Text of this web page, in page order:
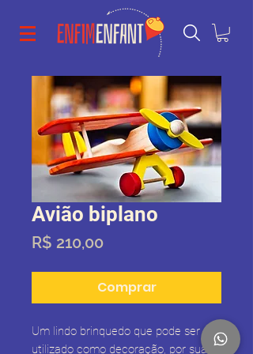
Avião biplano
R$ 210,00Preço
Comprar
Um lindo brinquedo que pode ser
utilizado como decoração, por sua